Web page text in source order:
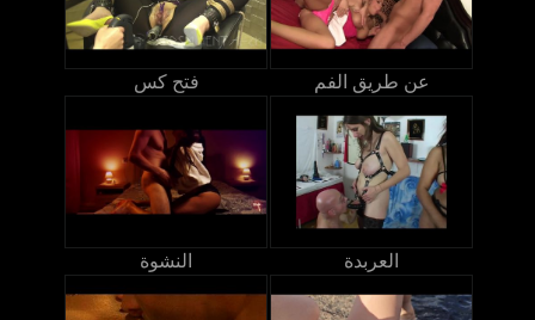
فتح كس عن طريق الفم
النشوة العربدة